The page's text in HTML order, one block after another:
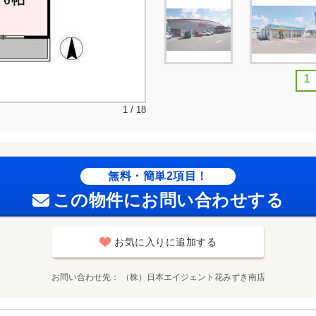
1 / 18
1
無料・簡単2項目！
この物件にお問い合わせする
お気に入りに追加する
お問い合わせ先 （株）日本エイジェント花みずき南店